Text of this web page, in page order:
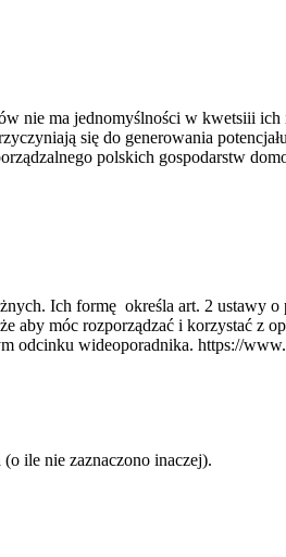
nie ma jednomyślności w kwetsiii ich
się do generowania
polskich gospodarstw
Ich formę określa art. 2 ustawy
aby móc rozporządzać i korzystać z
odcinku wideoporadnika. https://
ile nie zaznaczono inaczej).